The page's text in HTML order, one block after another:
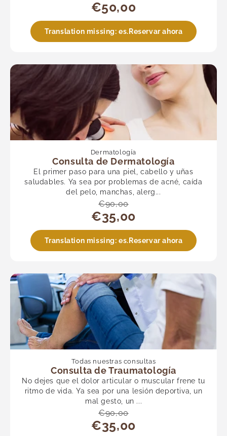
€50,00
Translation missing: es.Reservar ahora
Dermatología
Consulta de Dermatología
El primer paso para una piel, cabello y uñas
saludables. Ya sea por problemas de acné, caída
del pelo, manchas, alerg...
€90,00
€35,00
Translation missing: es.Reservar ahora
Todas nuestras consultas
Consulta de Traumatología
No dejes que el dolor articular o muscular frene tu
ritmo de vida. Ya sea por una lesión deportiva, un
mal gesto, un ...
€90,00
€35,00